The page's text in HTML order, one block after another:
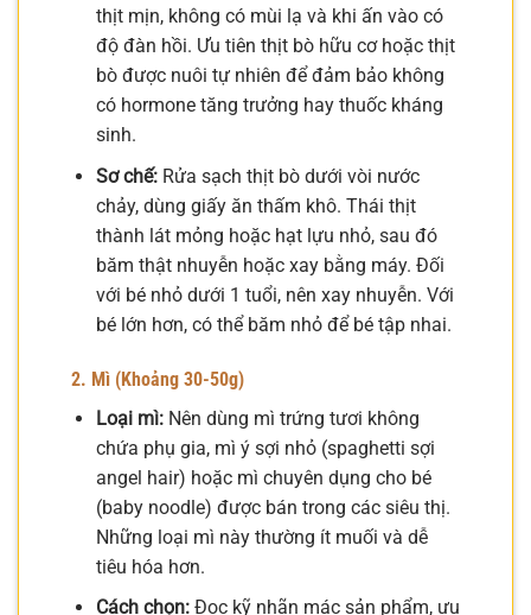
thịt mịn, không có mùi lạ và khi ấn vào có
độ đàn hồi. Ưu tiên thịt bò hữu cơ hoặc thịt
bò được nuôi tự nhiên để đảm bảo không
có hormone tăng trưởng hay thuốc kháng
sinh.
Sơ chế:Rửa sạch thịt bò dưới vòi nước
chảy, dùng giấy ăn thấm khô. Thái thịt
thành lát mỏng hoặc hạt lựu nhỏ, sau đó
băm thật nhuyễn hoặc xay bằng máy. Đối
với bé nhỏ dưới 1 tuổi, nên xay nhuyễn. Với
bé lớn hơn, có thể băm nhỏ để bé tập nhai.
2. Mì (Khoảng 30-50g)
Loại mì:Nên dùng mì trứng tươi không
chứa phụ gia, mì ý sợi nhỏ (spaghetti sợi
angel hair) hoặc mì chuyên dụng cho bé
(baby noodle) được bán trong các siêu thị.
Những loại mì này thường ít muối và dễ
tiêu hóa hơn.
Cách chọn:Đọc kỹ nhãn mác sản phẩm, ưu